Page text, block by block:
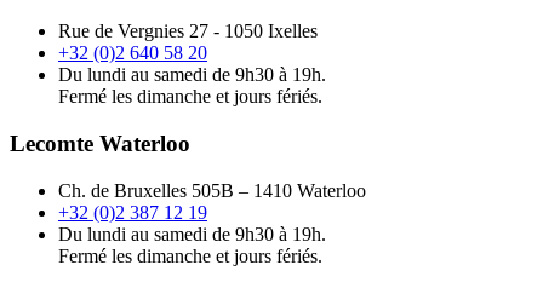
Rue de Vergnies 27 - 1050 Ixelles
+32 (0)2 640 58 20
Du lundi au samedi de 9h30 à 19h.
Fermé les dimanche et jours fériés.
Lecomte Waterloo
Ch. de Bruxelles 505B – 1410 Waterloo
+32 (0)2 387 12 19
Du lundi au samedi de 9h30 à 19h.
Fermé les dimanche et jours fériés.